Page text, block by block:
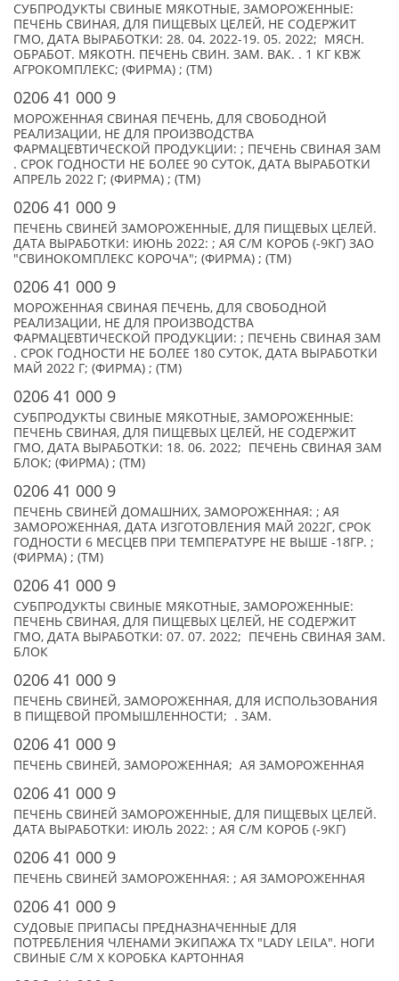
СУБПРОДУКТЫ СВИНЫЕ МЯКОТНЫЕ, ЗАМОРОЖЕННЫЕ:
ПЕЧЕНЬ СВИНАЯ, ДЛЯ ПИЩЕВЫХ ЦЕЛЕЙ, НЕ СОДЕРЖИТ
ГМО, ДАТА ВЫРАБОТКИ: 28. 04. 2022-19. 05. 2022; МЯСН.
ОБРАБОТ. МЯКОТН. ПЕЧЕНЬ СВИН. ЗАМ. ВАК. . 1 КГ КВЖ
АГРОКОМПЛЕКС; (ФИРМА) ; (TM)
0206 41 000 9
МОРОЖЕННАЯ СВИНАЯ ПЕЧЕНЬ, ДЛЯ СВОБОДНОЙ
РЕАЛИЗАЦИИ, НЕ ДЛЯ ПРОИЗВОДСТВА
ФАРМАЦЕВТИЧЕСКОЙ ПРОДУКЦИИ: ; ПЕЧЕНЬ СВИНАЯ ЗАМ
. СРОК ГОДНОСТИ НЕ БОЛЕЕ 90 СУТОК, ДАТА ВЫРАБОТКИ
АПРЕЛЬ 2022 Г; (ФИРМА) ; (TM)
0206 41 000 9
ПЕЧЕНЬ СВИНЕЙ ЗАМОРОЖЕННЫЕ, ДЛЯ ПИЩЕВЫХ ЦЕЛЕЙ.
ДАТА ВЫРАБОТКИ: ИЮНЬ 2022: ; АЯ С/М КОРОБ (-9КГ) ЗАО
"СВИНОКОМПЛЕКС КОРОЧА"; (ФИРМА) ; (TM)
0206 41 000 9
МОРОЖЕННАЯ СВИНАЯ ПЕЧЕНЬ, ДЛЯ СВОБОДНОЙ
РЕАЛИЗАЦИИ, НЕ ДЛЯ ПРОИЗВОДСТВА
ФАРМАЦЕВТИЧЕСКОЙ ПРОДУКЦИИ: ; ПЕЧЕНЬ СВИНАЯ ЗАМ
. СРОК ГОДНОСТИ НЕ БОЛЕЕ 180 СУТОК, ДАТА ВЫРАБОТКИ
МАЙ 2022 Г; (ФИРМА) ; (TM)
0206 41 000 9
СУБПРОДУКТЫ СВИНЫЕ МЯКОТНЫЕ, ЗАМОРОЖЕННЫЕ:
ПЕЧЕНЬ СВИНАЯ, ДЛЯ ПИЩЕВЫХ ЦЕЛЕЙ, НЕ СОДЕРЖИТ
ГМО, ДАТА ВЫРАБОТКИ: 18. 06. 2022; ПЕЧЕНЬ СВИНАЯ ЗАМ
БЛОК; (ФИРМА) ; (TM)
0206 41 000 9
ПЕЧЕНЬ СВИНЕЙ ДОМАШНИХ, ЗАМОРОЖЕННАЯ: ; АЯ
ЗАМОРОЖЕННАЯ, ДАТА ИЗГОТОВЛЕНИЯ МАЙ 2022Г, СРОК
ГОДНОСТИ 6 МЕСЦЕВ ПРИ ТЕМПЕРАТУРЕ НЕ ВЫШЕ -18ГР. ;
(ФИРМА) ; (TM)
0206 41 000 9
СУБПРОДУКТЫ СВИНЫЕ МЯКОТНЫЕ, ЗАМОРОЖЕННЫЕ:
ПЕЧЕНЬ СВИНАЯ, ДЛЯ ПИЩЕВЫХ ЦЕЛЕЙ, НЕ СОДЕРЖИТ
ГМО, ДАТА ВЫРАБОТКИ: 07. 07. 2022; ПЕЧЕНЬ СВИНАЯ ЗАМ.
БЛОК
0206 41 000 9
ПЕЧЕНЬ СВИНЕЙ, ЗАМОРОЖЕННАЯ, ДЛЯ ИСПОЛЬЗОВАНИЯ
В ПИЩЕВОЙ ПРОМЫШЛЕННОСТИ; . ЗАМ.
0206 41 000 9
ПЕЧЕНЬ СВИНЕЙ, ЗАМОРОЖЕННАЯ; АЯ ЗАМОРОЖЕННАЯ
0206 41 000 9
ПЕЧЕНЬ СВИНЕЙ ЗАМОРОЖЕННЫЕ, ДЛЯ ПИЩЕВЫХ ЦЕЛЕЙ.
ДАТА ВЫРАБОТКИ: ИЮЛЬ 2022: ; АЯ С/М КОРОБ (-9КГ)
0206 41 000 9
ПЕЧЕНЬ СВИНЕЙ ЗАМОРОЖЕННАЯ: ; АЯ ЗАМОРОЖЕННАЯ
0206 41 000 9
СУДОВЫЕ ПРИПАСЫ ПРЕДНАЗНАЧЕННЫЕ ДЛЯ
ПОТРЕБЛЕНИЯ ЧЛЕНАМИ ЭКИПАЖА ТХ "LADY LEILA". НОГИ
СВИНЫЕ С/М X КОРОБКА КАРТОННАЯ